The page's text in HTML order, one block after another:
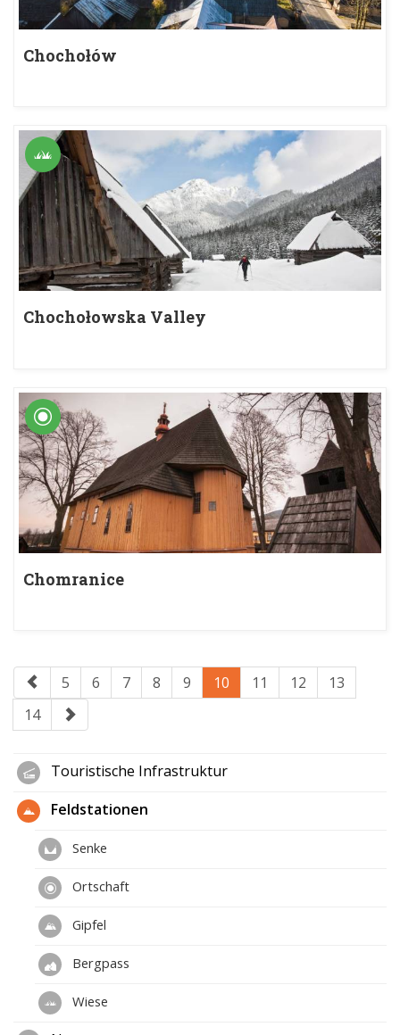
Chochołów
Chochołowska Valley
Chomranice
5 6 7 8 9 10 11 12
13
14
Touristische Infrastruktur
Feldstationen
Senke
Ortschaft
Gipfel
Bergpass
Wiese